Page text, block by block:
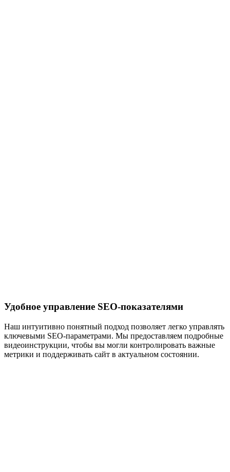
Удобное управление SEO-показателями
Наш интуитивно понятный подход позволяет легко управлять
ключевыми SEO-параметрами. Мы предоставляем подробные
видеоинструкции, чтобы вы могли контролировать важные
метрики и поддерживать сайт в актуальном состоянии.